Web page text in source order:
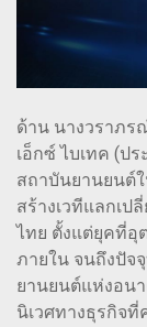
ด้าน นางวราภร
เอ็กซ์ ไบเทค (ป
สถาบันยานยนต์ใ
สร้างเวทีแลกเ
ไทย ตั้งแต่ยุคที่อุ
ภายใน จนถึงปัจ
ยานยนต์แห่งอน
นิเวศทางธุรกิจที่